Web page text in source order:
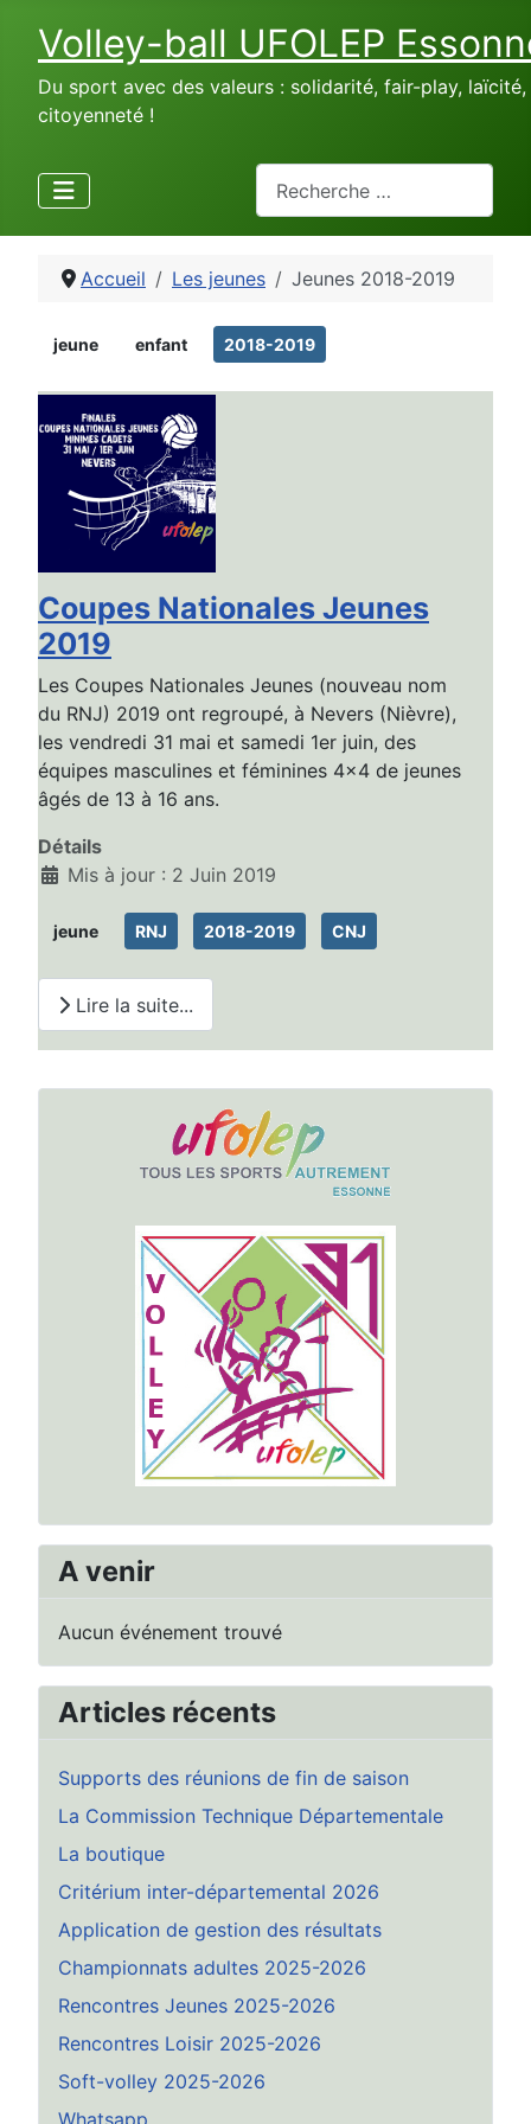
Volley-ball UFOLEP
Du sport avec des valeurs : solidarité, fair-play, laïcité,
citoyenneté !
Accueil Les jeunes Jeunes 2018-2019
jeune enfant 2018-2019
Coupes Nationales Jeunes
2019
Les Coupes Nationales Jeunes (nouveau nom
du RNJ) 2019 ont regroupé, à Nevers (Nièvre),
les vendredi 31 mai et samedi 1er juin, des
équipes masculines et féminines 4x4 de jeunes
âgés de 13 à 16 ans.
Détails
Mis à jour : 2 Juin 2019
jeune RNJ 2018-2019 CNJ
Lire la suite...
A venir
Aucun événement trouvé
Articles récents
Supports des réunions de fin de saison
La Commission Technique Départementale
La boutique
Critérium inter-départemental 2026
Application de gestion des résultats
Championnats adultes 2025-2026
Rencontres Jeunes 2025-2026
Rencontres Loisir 2025-2026
Soft-volley 2025-2026
Whatsapp